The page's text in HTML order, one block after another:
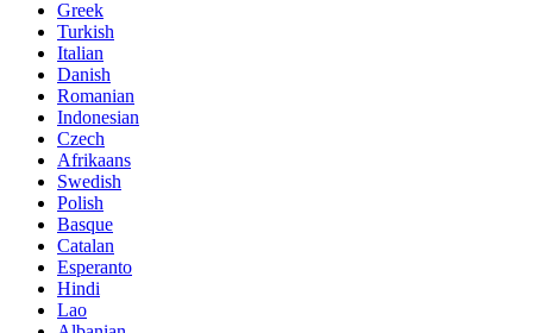
Greek
Turkish
Italian
Danish
Romanian
Indonesian
Czech
Afrikaans
Swedish
Polish
Basque
Catalan
Esperanto
Hindi
Lao